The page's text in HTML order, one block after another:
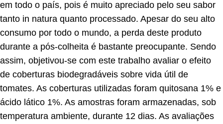
em todo o país, pois é muito apreciado pelo seu sabor
tanto in natura quanto processado. Apesar do seu alto
consumo por todo o mundo, a perda deste produto
durante a pós-colheita é bastante preocupante. Sendo
assim, objetivou-se com este trabalho avaliar o efeito
de coberturas biodegradáveis sobre vida útil de
tomates. As coberturas utilizadas foram quitosana 1% e
ácido lático 1%. As amostras foram armazenadas, sob
temperatura ambiente, durante 12 dias. As avaliações